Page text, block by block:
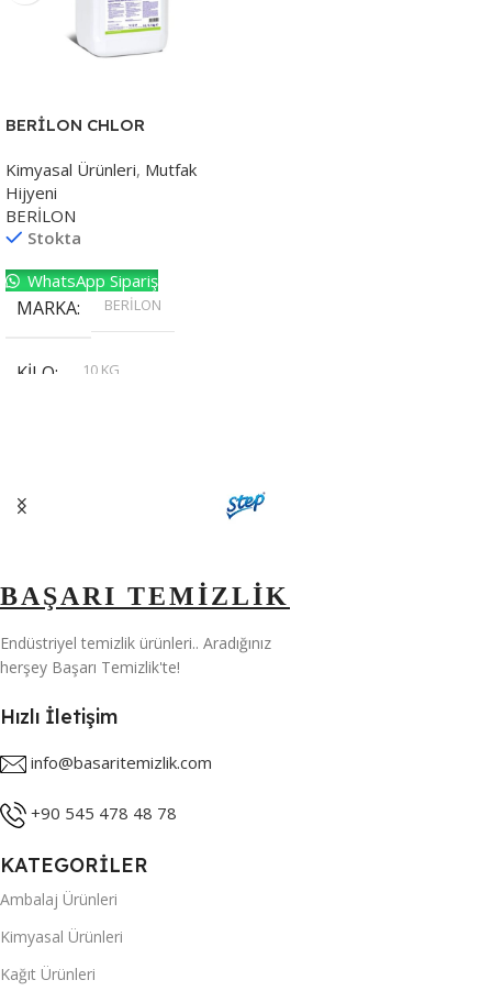
BERİLON CHLOR
Kimyasal Ürünleri, Mutfak
Hijyeni
BERİLON
Stokta
WhatsApp Sipariş
MARKA BERİLON
KILO
10 KG
BAŞARI TEMİZLİK
Endüstriyel temizlik ürünleri.. Aradığınız
herşey Başarı Temizlik'te!
Hızlı İletişim
info@basaritemizlik.com
+90 545 478 48 78
KATEGORİLER
Ambalaj Ürünleri
Kimyasal Ürünleri
Kağıt Ürünleri